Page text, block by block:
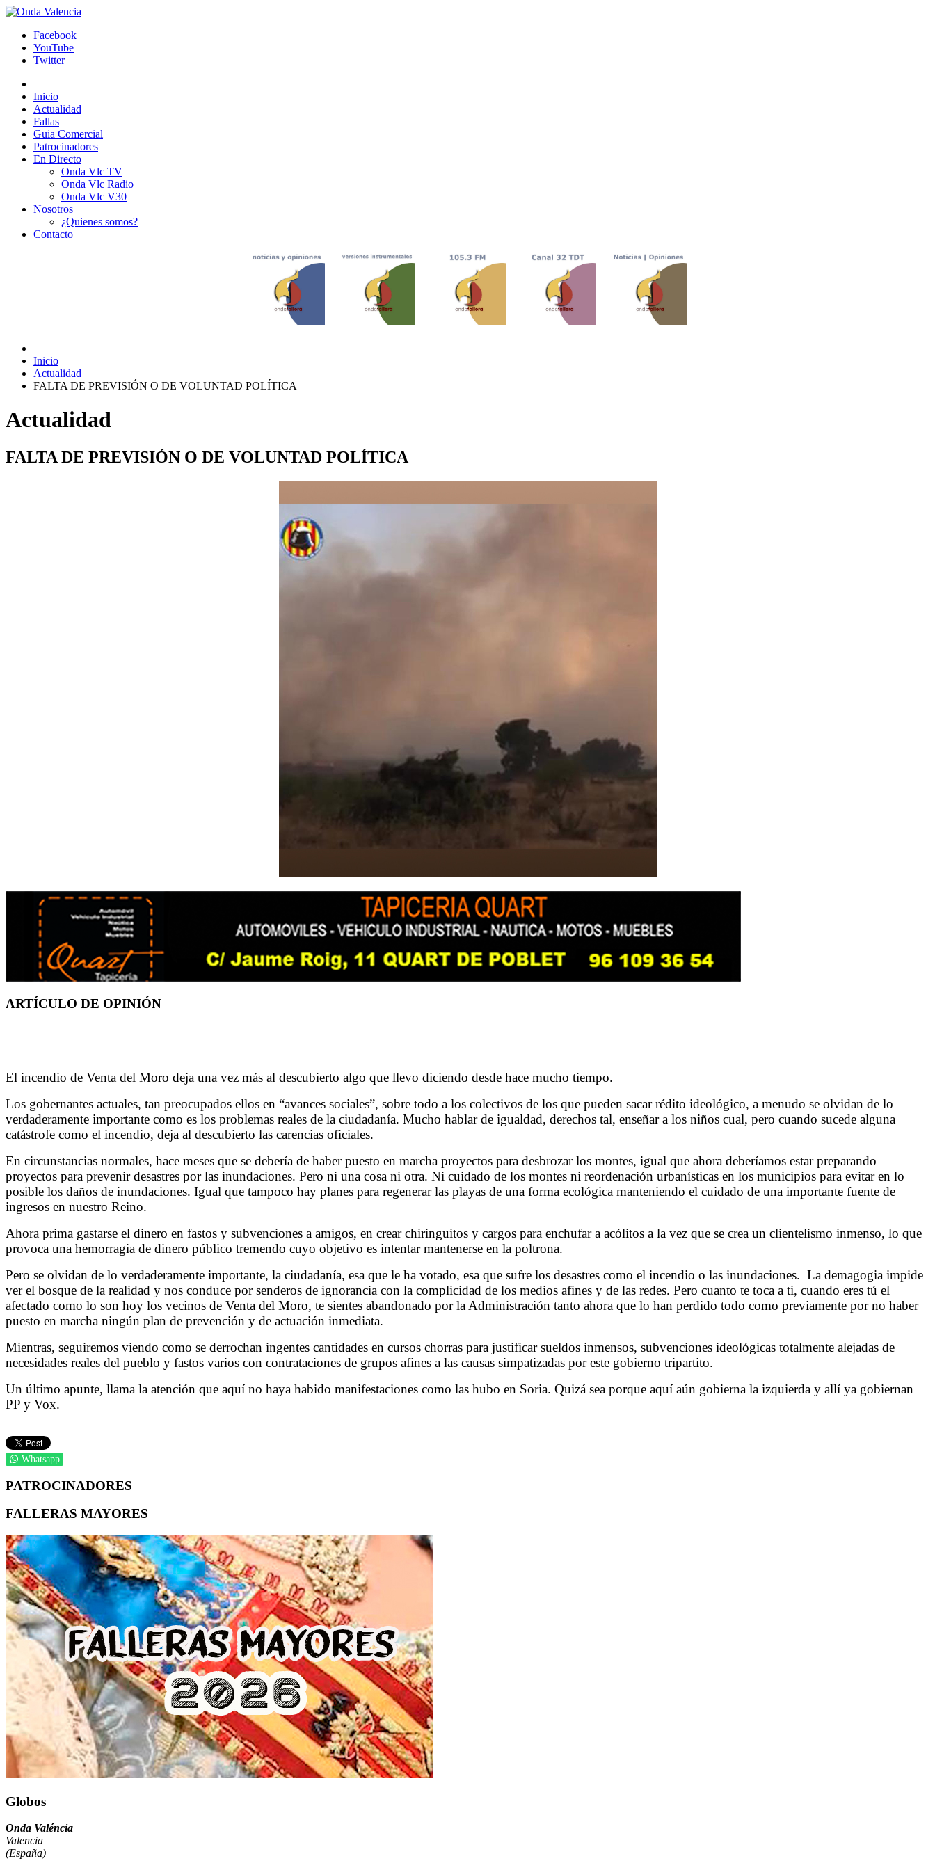
Facebook
YouTube
Twitter
Inicio
Actualidad
Fallas
Guia Comercial
Patrocinadores
En Directo
Onda Vlc TV
Onda Vlc Radio
Onda Vlc V30
Nosotros
¿Quienes somos?
Contacto
Inicio
Actualidad
FALTA DE PREVISIÓN O DE VOLUNTAD POLÍTICA
Actualidad
FALTA DE PREVISIÓN O DE VOLUNTAD POLÍTICA
ARTÍCULO DE OPINIÓN
El incendio de Venta del Moro deja una vez más al descubierto algo que llevo diciendo desde hace mucho tiempo.
Los gobernantes actuales, tan preocupados ellos en “avances sociales”, sobre todo a los colectivos de los que pueden sacar rédito ideológico, a menudo se olvidan de lo
verdaderamente importante como es los problemas reales de la ciudadanía. Mucho hablar de igualdad, derechos tal, enseñar a los niños cual, pero cuando sucede alguna
catástrofe como el incendio, deja al descubierto las carencias oficiales.
En circunstancias normales, hace meses que se debería de haber puesto en marcha proyectos para desbrozar los montes, igual que ahora deberíamos estar preparando
proyectos para prevenir desastres por las inundaciones. Pero ni una cosa ni otra. Ni cuidado de los montes ni reordenación urbanísticas en los municipios para evitar en lo
posible los daños de inundaciones. Igual que tampoco hay planes para regenerar las playas de una forma ecológica manteniendo el cuidado de una importante fuente de
ingresos en nuestro Reino.
Ahora prima gastarse el dinero en fastos y subvenciones a amigos, en crear chiringuitos y cargos para enchufar a acólitos a la vez que se crea un clientelismo inmenso, lo que
provoca una hemorragia de dinero público tremendo cuyo objetivo es intentar mantenerse en la poltrona.
Pero se olvidan de lo verdaderamente importante, la ciudadanía, esa que le ha votado, esa que sufre los desastres como el incendio o las inundaciones. La demagogia impide
ver el bosque de la realidad y nos conduce por senderos de ignorancia con la complicidad de los medios afines y de las redes. Pero cuanto te toca a ti, cuando eres tú el
afectado como lo son hoy los vecinos de Venta del Moro, te sientes abandonado por la Administración tanto ahora que lo han perdido todo como previamente por no haber
puesto en marcha ningún plan de prevención y de actuación inmediata.
Mientras, seguiremos viendo como se derrochan ingentes cantidades en cursos chorras para justificar sueldos inmensos, subvenciones ideológicas totalmente alejadas de
necesidades reales del pueblo y fastos varios con contrataciones de grupos afines a las causas simpatizadas por este gobierno tripartito.
Un último apunte, llama la atención que aquí no haya habido manifestaciones como las hubo en Soria. Quizá sea porque aquí aún gobierna la izquierda y allí ya gobiernan
PP y Vox.
Whatsapp
PATROCINADORES
FALLERAS MAYORES
Globos
Onda Valéncia
Valencia
(España)